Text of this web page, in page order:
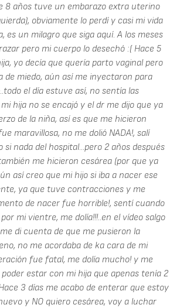
8 años tuve un embarazo extra uterino
obviamente lo perdí y casi mi vida
es un milagro que siga aquí. A los meses
pero mi cuerpo lo desechó :( Hace 5
yo decía que quería parto vaginal pero
de miedo, aún así me inyectaron para
el día estuve así, no sentía las
hija no se encajó y el dr me dijo que ya
de la niña, así es que me hicieron
maravillosa, no me dolió NADA!, salí
si nada del hospital...pero 2 años después
me hicieron cesárea (por que ya
así creo que mi hijo si iba a nacer ese
ya que tuve contracciones y me
de nacer fue horrible!, sentí cuando
mi vientre, me dolía!!!..en el vídeo salgo
di cuenta de que me pusieron la
no me acordaba de ka cara de mi
fue fatal, me dolía mucho! y me
estar con mi hija que apenas tenía 2
3 días me acabo de enterar que estoy
y NO quiero cesárea, voy a luchar